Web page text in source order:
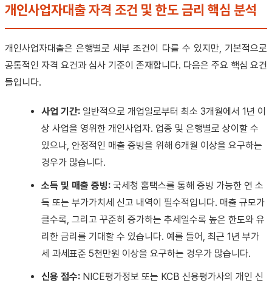
개인사업자대출 자격 조건 및 한도 금리 핵심 분석
개인사업자대출은 은행별로 세부 조건이 다를 수 있지만, 기본적으로
공통적인 자격 요건과 심사 기준이 존재합니다. 다음은 주요 핵심 요건
들입니다.
사업 기간: 일반적으로 개업일로부터 최소 3개월에서 1년 이
상 사업을 영위한 개인사업자. 업종 및 은행별로 상이할 수
있으나, 안정적인 매출 증빙을 위해 6개월 이상을 요구하는
경우가 많습니다.
소득 및 매출 증빙: 국세청 홈택스를 통해 증빙 가능한 연 소
득 또는 부가가치세 신고 내역이 필수적입니다. 매출 규모가
클수록, 그리고 꾸준히 증가하는 추세일수록 높은 한도와 유
리한 금리를 기대할 수 있습니다. 예를 들어, 최근 1년 부가
세 과세표준 5천만원 이상을 요구하는 경우가 많습니다.
신용 점수: NICE평가정보 또는 KCB 신용평가사의 개인 신